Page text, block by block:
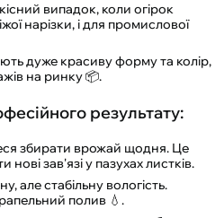
випадок, коли огірок
нарізки, і для промислової
дуже красиву форму та колір,
на ринку 📦.
результату:
збирати врожай щодня. Це
зав'язі у пазухах листків.
але стабільну вологість.
полив 💧.